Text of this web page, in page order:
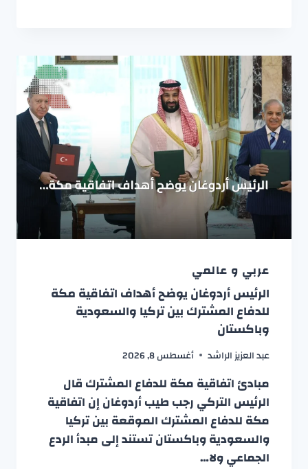
عربي و عالمي
الرئيس أردوغان يوضح أهداف اتفاقية مكة
للدفاع المشترك بين تركيا والسعودية
وباكستان
عبد العزيز الراشد أغسطس 8, 2026
مبادئ اتفاقية مكة للدفاع المشترك قال
الرئيس التركي رجب طيب أردوغان إن اتفاقية
مكة للدفاع المشترك الموقعة بين تركيا
والسعودية وباكستان تستند إلى مبدأ الردع
الجماعي ولا…